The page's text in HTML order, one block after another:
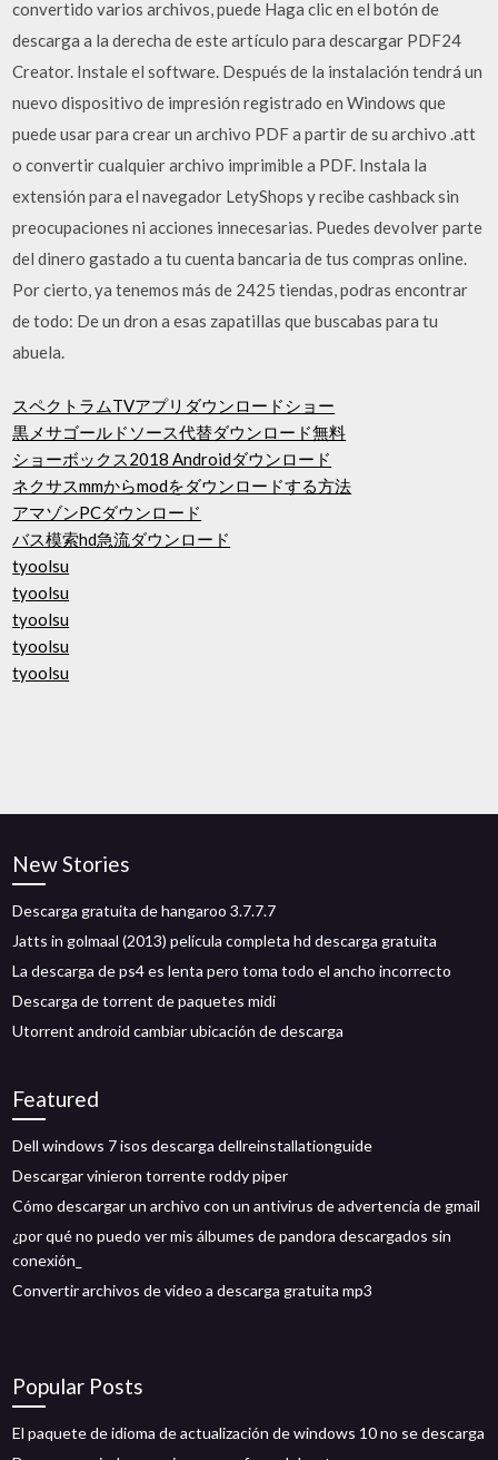
convertido varios archivos, puede Haga clic en el botón de
descarga a la derecha de este artículo para descargar PDF24
Creator. Instale el software. Después de la instalación tendrá un
nuevo dispositivo de impresión registrado en Windows que
puede usar para crear un archivo PDF a partir de su archivo .att
o convertir cualquier archivo imprimible a PDF. Instala la
extensión para el navegador LetyShops y recibe cashback sin
preocupaciones ni acciones innecesarias. Puedes devolver parte
del dinero gastado a tu cuenta bancaria de tus compras online.
Por cierto, ya tenemos más de 2425 tiendas, podras encontrar
de todo: De un dron a esas zapatillas que buscabas para tu
abuela.
スペクトラムTVアプリダウンロードショー
黒メサゴールドソース代替ダウンロード無料
ショーボックス2018 Androidダウンロード
ネクサスmmからmodをダウンロードする方法
アマゾンPCダウンロード
バス模索hd急流ダウンロード
tyoolsu
tyoolsu
tyoolsu
tyoolsu
tyoolsu
New Stories
Descarga gratuita de hangaroo 3.7.7.7
Jatts in golmaal (2013) película completa hd descarga gratuita
La descarga de ps4 es lenta pero toma todo el ancho incorrecto
Descarga de torrent de paquetes midi
Utorrent android cambiar ubicación de descarga
Featured
Dell windows 7 isos descarga dellreinstallationguide
Descargar vinieron torrente roddy piper
Cómo descargar un archivo con un antivirus de advertencia de gmail
¿por qué no puedo ver mis álbumes de pandora descargados sin
conexión_
Convertir archivos de video a descarga gratuita mp3
Popular Posts
El paquete de idioma de actualización de windows 10 no se descarga